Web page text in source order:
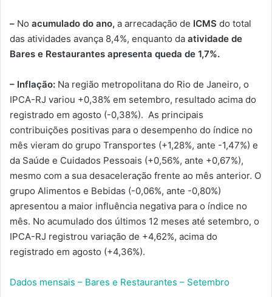
– No acumulado do ano, a arrecadação de ICMS do total
das atividades avança 8,4%, enquanto da atividade de
Bares e Restaurantes apresenta queda de 1,7%.
– Inflação: Na região metropolitana do Rio de Janeiro, o
IPCA-RJ variou +0,38% em setembro, resultado acima do
registrado em agosto (-0,38%). As principais
contribuições positivas para o desempenho do índice no
mês vieram do grupo Transportes (+1,28%, ante -1,47%) e
da Saúde e Cuidados Pessoais (+0,56%, ante +0,67%),
mesmo com a sua desaceleração frente ao mês anterior. O
grupo Alimentos e Bebidas (-0,06%, ante -0,80%)
apresentou a maior influência negativa para o índice no
mês. No acumulado dos últimos 12 meses até setembro, o
IPCA-RJ registrou variação de +4,62%, acima do
registrado em agosto (+4,36%).
Dados mensais – Bares e Restaurantes – Setembro